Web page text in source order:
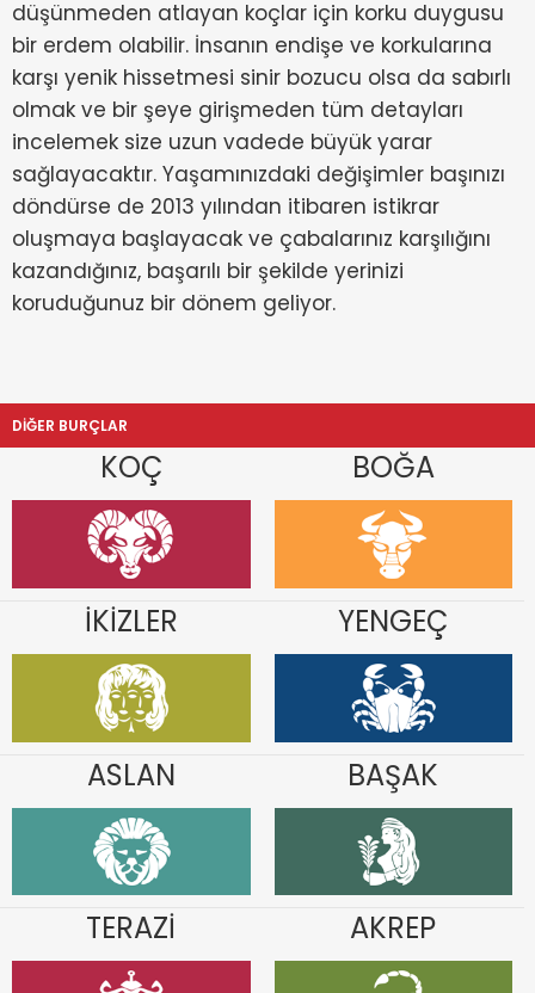
düşünmeden atlayan koçlar için korku duygusu
bir erdem olabilir. İnsanın endişe ve korkularına
karşı yenik hissetmesi sinir bozucu olsa da sabırlı
olmak ve bir şeye girişmeden tüm detayları
incelemek size uzun vadede büyük yarar
sağlayacaktır. Yaşamınızdaki değişimler başınızı
döndürse de 2013 yılından itibaren istikrar
oluşmaya başlayacak ve çabalarınız karşılığını
kazandığınız, başarılı bir şekilde yerinizi
koruduğunuz bir dönem geliyor.
DİĞER BURÇLAR
KOÇ BOĞA
İKİZLER YENGEÇ
ASLAN BAŞAK
TERAZİ AKREP